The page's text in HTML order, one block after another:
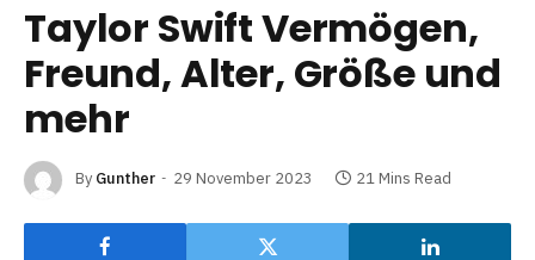
Taylor Swift Vermögen,
Freund, Alter, Größe und
mehr
By Gunther 29 November 2023 21 Mins Read